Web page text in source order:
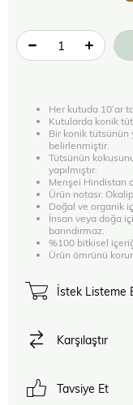
Her kutuda 10’ar
Kutularda konik
Bir konik
belirlenmiştir.
Tütsünün
yapılmıştır.
Menşei Hindistan
Ürün notası:
Doğal ve organik
İnsan veya doğa
barındırmaz.
%100 bitkisel
Ürün ömrünü
İstek Listeme
Karşılaştır
Tavsiye Et